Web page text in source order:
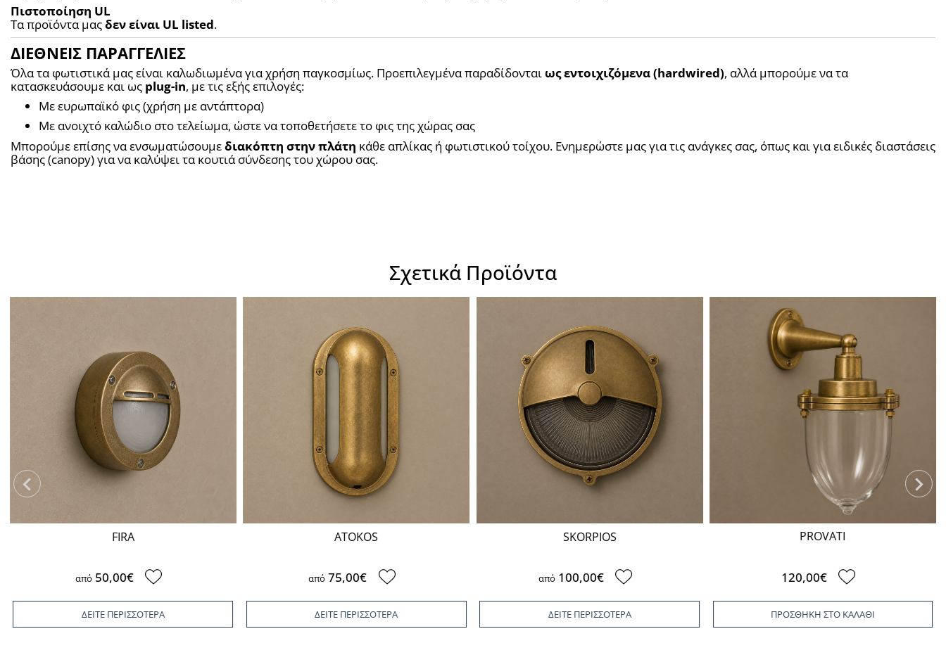
Πιστοποίηση UL
Τα προϊόντα μας δεν είναι UL listed.
ΔΙΕΘΝΕΙΣ ΠΑΡΑΓΓΕΛΙΕΣ
Όλα τα φωτιστικά μας είναι καλωδιωμένα για χρήση παγκοσμίως. Προεπιλεγμένα παραδίδονται ως εντοιχιζόμενα (hardwired), αλλά μπορούμε να τα
κατασκευάσουμε και ως plug-in, με τις εξής επιλογές:
Με ευρωπαϊκό φις (χρήση με αντάπτορα)
Με ανοιχτό καλώδιο στο τελείωμα, ώστε να τοποθετήσετε το φις της χώρας σας
Μπορούμε επίσης να ενσωματώσουμε διακόπτη στην πλάτη κάθε απλίκας ή φωτιστικού τοίχου. Ενημερώστε μας για τις ανάγκες σας, όπως και για ειδικές διαστάσεις
βάσης (canopy) για να καλύψει τα κουτιά σύνδεσης του χώρου σας.
Σχετικά Προϊόντα
FIRA
από 50,00€
ΔΕΙΤΕ ΠΕΡΙΣΣΟΤΕΡΑ
ATOKOS
από 75,00€
ΔΕΙΤΕ ΠΕΡΙΣΣΟΤΕΡΑ
SKORPIOS
από100,00€
ΔΕΙΤΕ ΠΕΡΙΣΣΟΤΕΡΑ
PROVATI
120,00€
ΠΡΟΣΘΗΚΗ ΣΤΟ ΚΑΛΑΘΙ